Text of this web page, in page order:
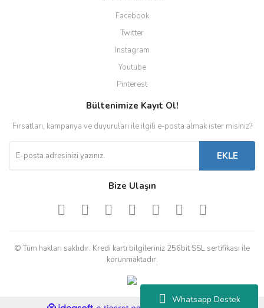
Whatsapp Destek
Facebook
Twitter
Instagram
Youtube
Pinterest
Bültenimize Kayıt Ol!
Fırsatları, kampanya ve duyuruları ile ilgili e-posta almak ister misiniz?
EKLE
Bize Ulaşın
© Tüm hakları saklıdır. Kredi kartı bilgileriniz 256bit SSL sertifikası ile
korunmaktadır.